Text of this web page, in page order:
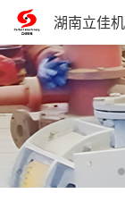
湖南立佳